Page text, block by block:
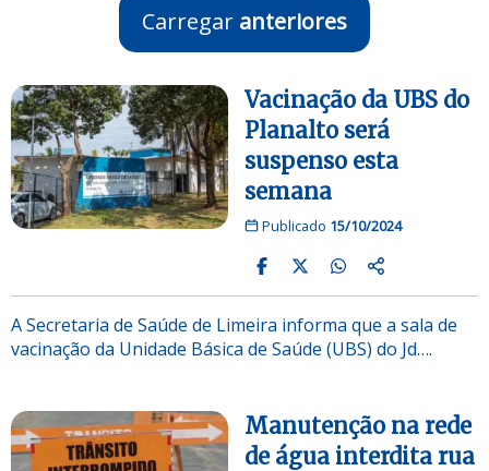
Carregar anteriores
Vacinação da UBS do
Planalto será
suspenso esta
semana
Publicado 15/10/2024
A Secretaria de Saúde de Limeira informa que a sala de
vacinação da Unidade Básica de Saúde (UBS) do Jd….
Manutenção na rede
de água interdita rua